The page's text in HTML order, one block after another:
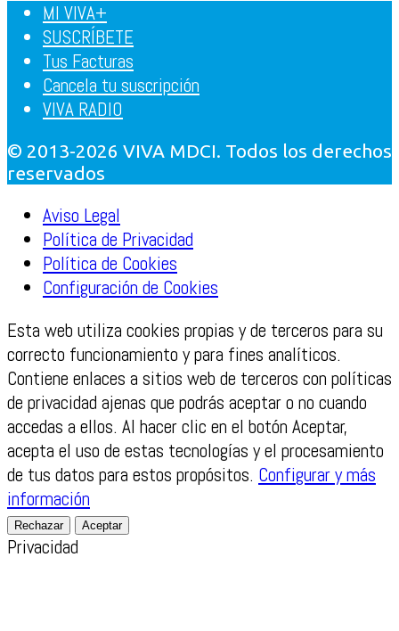
MI VIVA+
SUSCRÍBETE
Tus Facturas
Cancela tu suscripción
VIVA RADIO
© 2013-2026 VIVA MDCI. Todos los derechos
reservados
Aviso Legal
Política de Privacidad
Política de Cookies
Configuración de Cookies
Esta web utiliza cookies propias y de terceros para su
correcto funcionamiento y para fines analíticos.
Contiene enlaces a sitios web de terceros con políticas
de privacidad ajenas que podrás aceptar o no cuando
accedas a ellos. Al hacer clic en el botón Aceptar,
acepta el uso de estas tecnologías y el procesamiento
de tus datos para estos propósitos. Configurar y más
información
Rechazar Aceptar
Privacidad